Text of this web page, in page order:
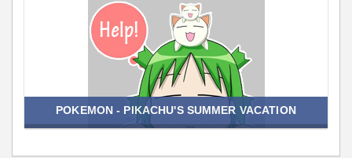
POKEMON - PIKACHU'S SUMMER VACATION